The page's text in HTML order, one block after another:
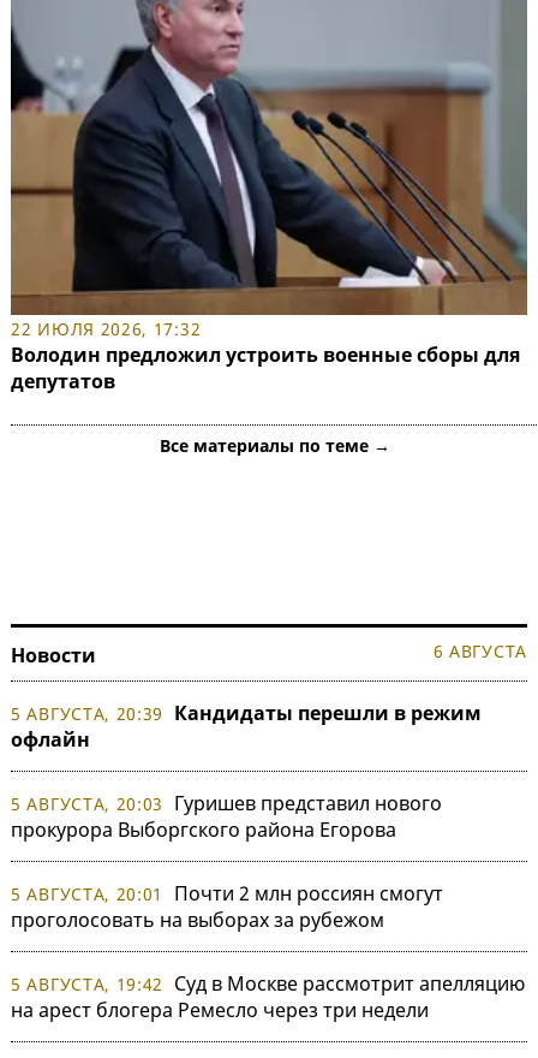
22 ИЮЛЯ 2026, 17:32
Володин предложил устроить военные сборы для
депутатов
Все материалы по теме →
Новости 6 АВГУСТА
5 АВГУСТА, 20:39
Кандидаты перешли в режим
офлайн
5 АВГУСТА, 20:03
Гуришев представил нового
прокурора Выборгского района Егорова
5 АВГУСТА, 20:01
Почти 2 млн россиян смогут
проголосовать на выборах за рубежом
5 АВГУСТА, 19:42
Суд в Москве рассмотрит апелляцию
на арест блогера Ремесло через три недели